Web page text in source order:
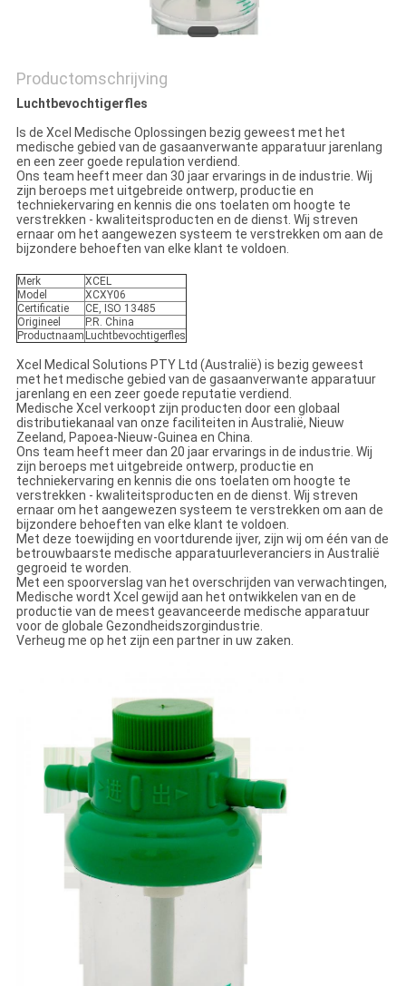
Productomschrijving
Luchtbevochtigerfles
Is de Xcel Medische Oplossingen bezig geweest met het
medische gebied van de gasaanverwante apparatuur jarenlang
en een zeer goede repulation verdiend.
Ons team heeft meer dan 30 jaar ervarings in de industrie. Wij
zijn beroeps met uitgebreide ontwerp, productie en
techniekervaring en kennis die ons toelaten om hoogte te
verstrekken - kwaliteitsproducten en de dienst. Wij streven
ernaar om het aangewezen systeem te verstrekken om aan de
bijzondere behoeften van elke klant te voldoen.
Merk
XCEL
Model
XCXY06
Certificatie
CE, ISO 13485
Origineel
P.R. China
Productnaam Luchtbevochtigerfles
Xcel Medical Solutions PTY Ltd (Australië) is bezig geweest
met het medische gebied van de gasaanverwante apparatuur
jarenlang en een zeer goede reputatie verdiend.
Medische Xcel verkoopt zijn producten door een globaal
distributiekanaal van onze faciliteiten in Australië, Nieuw
Zeeland, Papoea-Nieuw-Guinea en China.
Ons team heeft meer dan 20 jaar ervarings in de industrie. Wij
zijn beroeps met uitgebreide ontwerp, productie en
techniekervaring en kennis die ons toelaten om hoogte te
verstrekken - kwaliteitsproducten en de dienst. Wij streven
ernaar om het aangewezen systeem te verstrekken om aan de
bijzondere behoeften van elke klant te voldoen.
Met deze toewijding en voortdurende ijver, zijn wij om één van de
betrouwbaarste medische apparatuurleveranciers in Australië
gegroeid te worden.
Met een spoorverslag van het overschrijden van verwachtingen,
Medische wordt Xcel gewijd aan het ontwikkelen van en de
productie van de meest geavanceerde medische apparatuur
voor de globale Gezondheidszorgindustrie.
Verheug me op het zijn een partner in uw zaken.